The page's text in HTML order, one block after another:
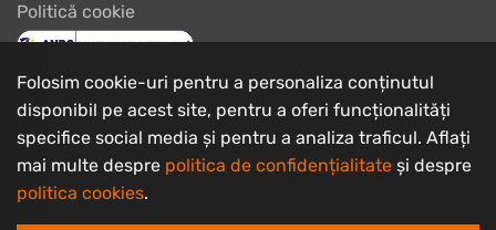
Politică cookie
Folosim cookie-uri pentru a personaliza conținutul
disponibil pe acest site, pentru a oferi funcționalități
specifice social media și pentru a analiza traficul. Aflați
mai multe despre politica de confidențialitate și despre
politica cookies.